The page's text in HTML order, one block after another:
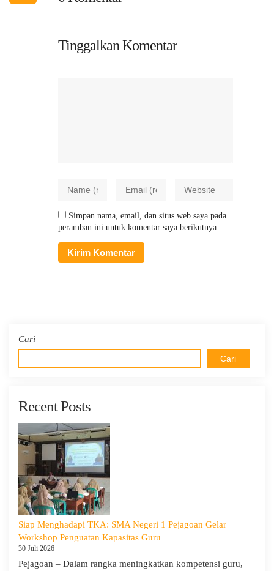
Tinggalkan Komentar
Simpan nama, email, dan situs web saya pada
peramban ini untuk komentar saya berikutnya.
Cari
Cari
Recent Posts
Siap Menghadapi TKA: SMA Negeri 1 Pejagoan Gelar
Workshop Penguatan Kapasitas Guru
30 Juli 2026
Pejagoan – Dalam rangka meningkatkan kompetensi guru,